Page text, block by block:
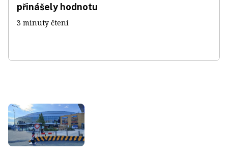
přinášely hodnotu
3 minuty čtení